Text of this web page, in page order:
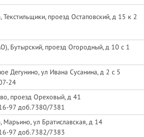
проезд Остаповский, д 15 к 2
Бутырский, проезд Огородный, д 10 с 1
Дегунино, ул Ивана Сусанина, д 2 с 5
24
проезд Ореховый, д 41
97 доб.7380/7381
ул Братиславская, д 14
97 доб.7382/7383